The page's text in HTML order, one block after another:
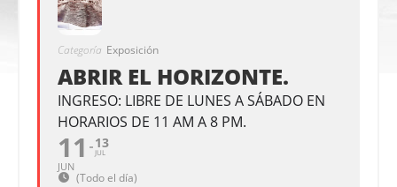
Categoría Exposición
ABRIR EL HORIZONTE.
INGRESO: LIBRE DE LUNES A SÁBADO EN
HORARIOS DE 11 AM A 8 PM.
11
JUN
13
JUL
(Todo el día)